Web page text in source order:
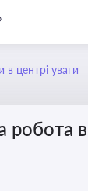
в центрі уваги
робота